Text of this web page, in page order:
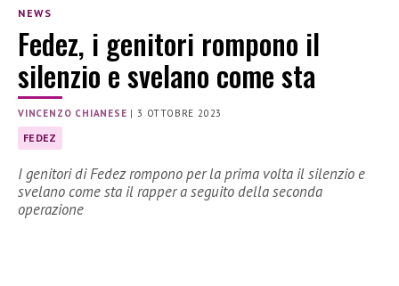
NEWS
Fedez, i genitori rompono il
silenzio e svelano come sta
VINCENZO CHIANESE |3 OTTOBRE 2023
FEDEZ
I genitori di Fedez rompono per la prima volta il silenzio e
svelano come sta il rapper a seguito della seconda
operazione